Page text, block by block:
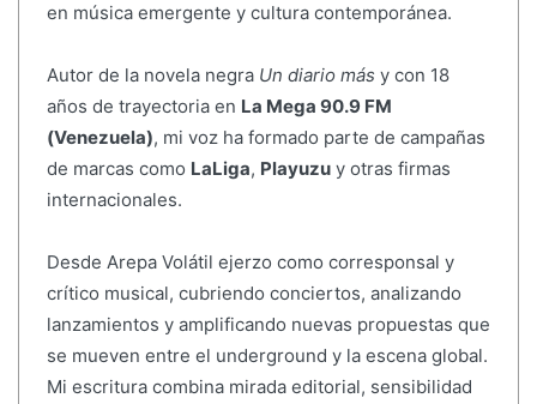
en música emergente y cultura contemporánea.
Autor de la novela negra Un diario más y con 18
años de trayectoria en La Mega 90.9 FM
(Venezuela), mi voz ha formado parte de campañas
de marcas como LaLiga, Playuzuy otras firmas
internacionales.
Desde Arepa Volátil ejerzo como corresponsal y
crítico musical, cubriendo conciertos, analizando
lanzamientos y amplificando nuevas propuestas que
se mueven entre el underground y la escena global.
Mi escritura combina mirada editorial, sensibilidad